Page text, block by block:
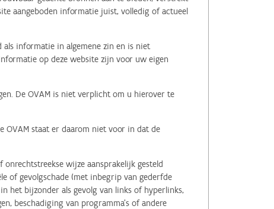
aangeboden informatie juist, volledig of actueel
informatie in algemene zin en is niet
op deze website zijn voor uw eigen
De OVAM is niet verplicht om u hierover te
OVAM staat er daarom niet voor in dat de
wijze aansprakelijk gesteld
of gevolgschade (met inbegrip van gederfde
het bijzonder als gevolg van links of hyperlinks,
beschadiging van programma's of andere